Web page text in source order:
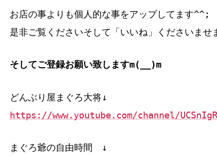
お店の事よりも個人的な事をアップしてます^^;
是非ご覧くださいそして「いいね」くださいませ
そしてご登録お願い致しますm(__)m
どんぶり屋まぐろ大将↓
https://www.youtube.com/channel/
まぐろ爺の自由時間 ↓